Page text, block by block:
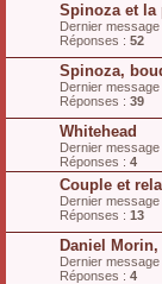
Spinoza et la
Dernier
Réponses : 52
Spinoza,
Dernier
Réponses : 39
Whitehead
Dernier
Réponses : 4
Couple et
Dernier
Réponses : 13
Daniel
Dernier
Réponses : 4